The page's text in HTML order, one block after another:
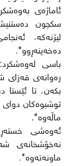
ئاماژەی
سکچون
لیژنەکە،
دەخەینەڕوو".
باسی
رەوانەی قەزای
بکەن، تا ئێستا
توشبوەکان دوای
ماڵەوە".
نەخۆشخانەی
ماونەتەوە".